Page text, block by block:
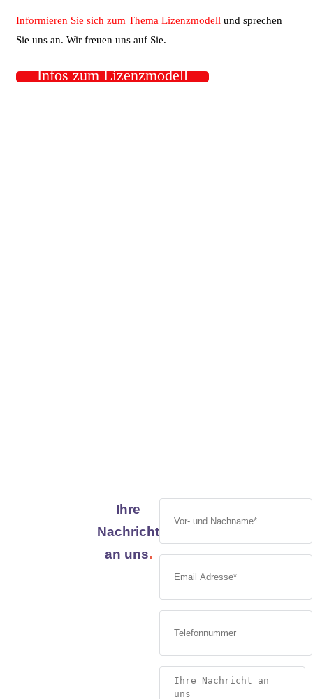
Informieren Sie sich zum Thema Lizenzmodell und sprechen
Sie uns an. Wir freuen uns auf Sie.
Infos zum Lizenzmodell
Ihre
Nachricht
an uns.